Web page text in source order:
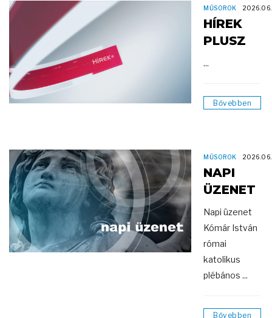
MŰSOROK
HÍREK
PLUSZ
...
Bővebben
MŰSOROK
NAPI
ÜZENET
Napi üzenet
Kómár István
római
katolikus
plébános ...
Bővebben